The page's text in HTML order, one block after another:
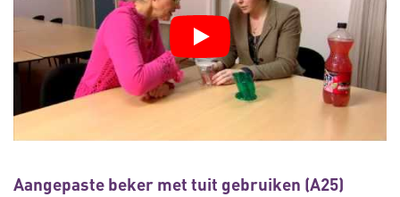
Aangepaste beker met tuit gebruiken (A25)